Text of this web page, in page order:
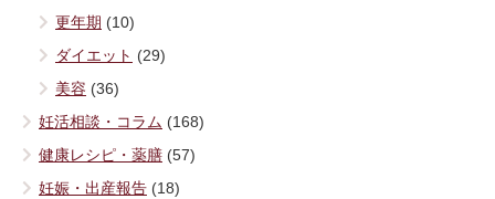
更年期 (10)
ダイエット (29)
美容 (36)
妊活相談・コラム (168)
健康レシピ・薬膳 (57)
妊娠・出産報告 (18)